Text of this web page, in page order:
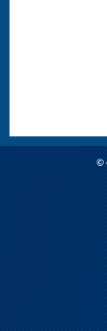
©